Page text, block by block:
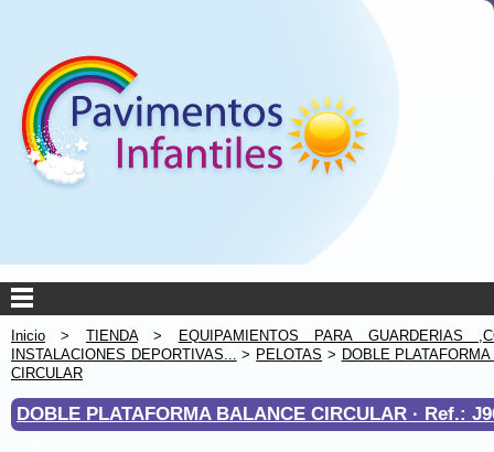
Inicio > TIENDA>
EQUIPAMIENTOS PARA GUARDERIAS
INSTALACIONES DEPORTIVAS... > PELOTAS > DOBLE
CIRCULAR
DOBLE PLATAFORMA BALANCE CIRCULAR · Ref.: